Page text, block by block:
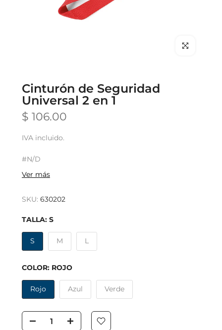
Clic para
Cinturón de Seguridad
Universal 2 en 1
$ 106.00
IVA incluido.
#N/D
Ver más
SKU: 630202
TALLA: S
S M L
COLOR: ROJO
Rojo Azul Verde